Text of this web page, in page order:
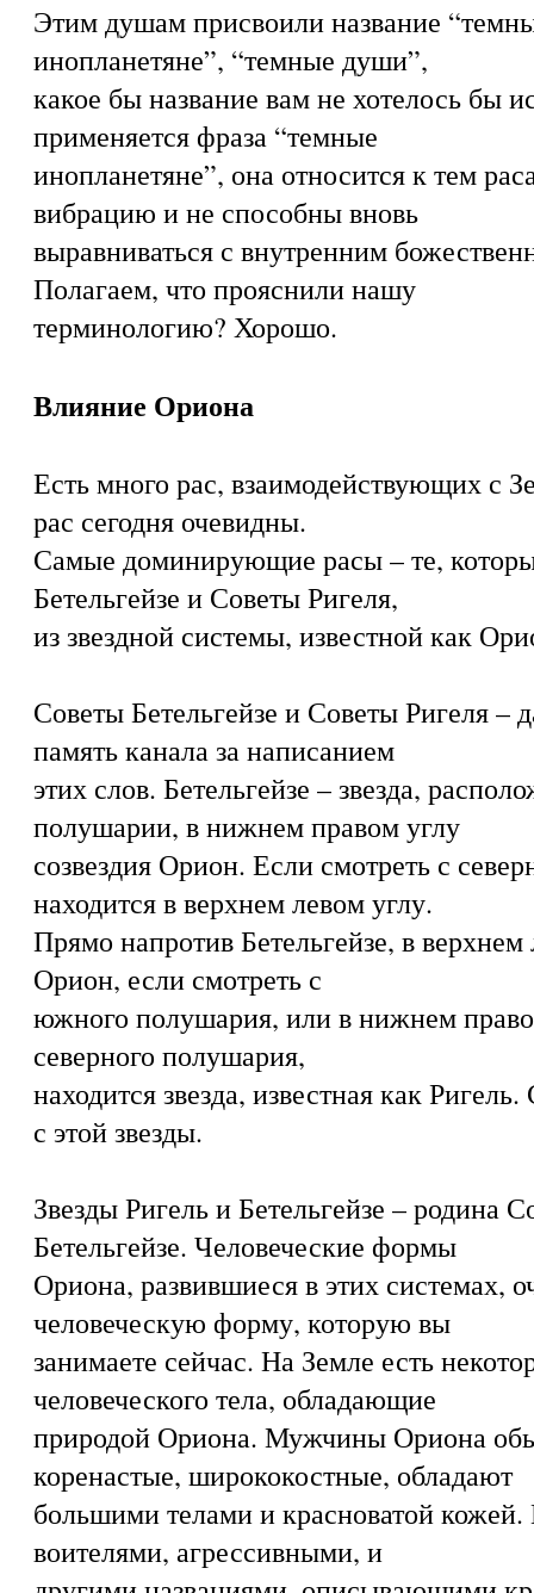
Этим душам присвоили название
инопланетяне”, “темные души”,
какое бы название вам не хотелось бы
применяется фраза “темные
инопланетяне”, она относится к тем
вибрацию и не способны вновь
выравниваться с внутренним
Полагаем, что прояснили нашу
терминологию? Хорошо.
Влияние Ориона
Есть много рас, взаимодействующих с
рас сегодня очевидны.
Самые доминирующие расы – те,
Бетельгейзе и Советы Ригеля,
из звездной системы, известной как
Советы Бетельгейзе и Советы Ригеля –
память канала за написанием
этих слов. Бетельгейзе – звезда,
полушарии, в нижнем правом углу
созвездия Орион. Если смотреть с
находится в верхнем левом углу.
Прямо напротив Бетельгейзе, в верхнем
Орион, если смотреть с
южного полушария, или в нижнем
северного полушария,
находится звезда, известная как
с этой звезды.
Звезды Ригель и Бетельгейзе – родина
Бетельгейзе. Человеческие формы
Ориона, развившиеся в этих системах,
человеческую форму, которую вы
занимаете сейчас. На Земле есть
человеческого тела, обладающие
природой Ориона. Мужчины Ориона
коренастые, ширококостные, обладают
большими телами и красноватой
воителями, агрессивными, и